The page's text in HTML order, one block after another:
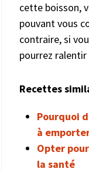
cette boisson,
pouvant vous
contraire, si
pourrez
Recettes
Pourquoi
à
Opter
la santé